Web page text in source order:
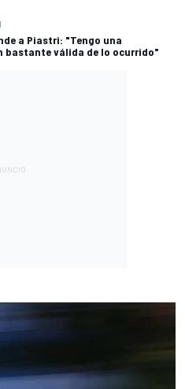
a Piastri: "Tengo una
bastante válida de lo ocurrido"